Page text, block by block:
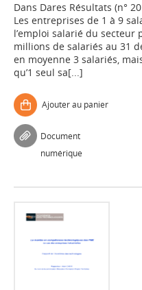
Dans Dares Résultats (n°
Les entreprises de 1 à 9
l’emploi salarié du secteur
millions de salariés au 31
en moyenne 3 salariés,
qu’1 seul sa[...]
Ajouter au panier
Document
numérique